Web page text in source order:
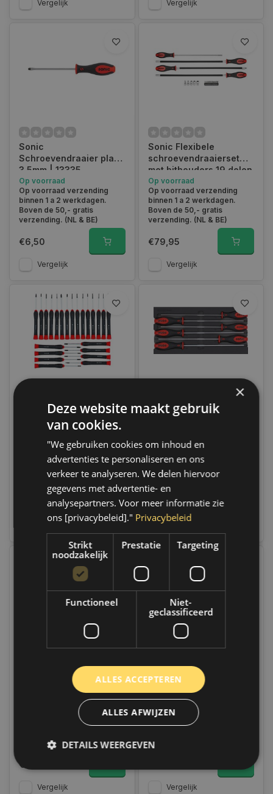
Vergelijk Vergelijk
Sonic
Schroevendraaier plat
3.5mm | 13335
Op voorraad
Op voorraad verzending
binnen 1 a 2 werkdagen.
Boven de 50,- gratis
verzending. (NL & BE)
€6,50
Vergelijk
Sonic Flexibele
schroevendraaierset
met bithouders 19 delen
| 601906
Op voorraad
Op voorraad verzending
binnen 1 a 2 werkdagen.
Boven de 50,- gratis
verzending. (NL & BE)
€79,95
Vergelijk
Schroevendraaier set |
602303
Op voorraad
Op voorraad verzending
binnen 1 a 2 werkdagen.
Boven de 50,- gratis
€20,95
Sonic Lange
schroevendraaierset TX
Op voorraad
binnen 1 a 2 werkdagen.
Boven de 50,- gratis
€68,95
Schroevendraaier set
torx H | 600620
Op voorraad verzending
binnen 1 a 2 werkdagen.
verzending. (NL & BE)
€36,95
Vergelijk
Sonic T-greep 6-kant 6
lang | 14423006
Op voorraad
Op voorraad verzending
binnen 1 a 2 werkdagen.
verzending. (NL & BE)
Vergelijk
×
Deze website maakt gebruik
van cookies.
"We gebruiken cookies om inhoud en
advertenties te personaliseren en ons
verkeer te analyseren. We delen hiervoor
gegevens met advertentie- en
analysepartners. Voor meer informatie zie
ons [privacybeleid]." Privacybeleid
Strikt
noodzakelijk
Prestatie Targeting
Functioneel
Niet-
geclassificeerd
ALLES ACCEPTEREN
ALLES AFWIJZEN
DETAILS WEERGEVEN